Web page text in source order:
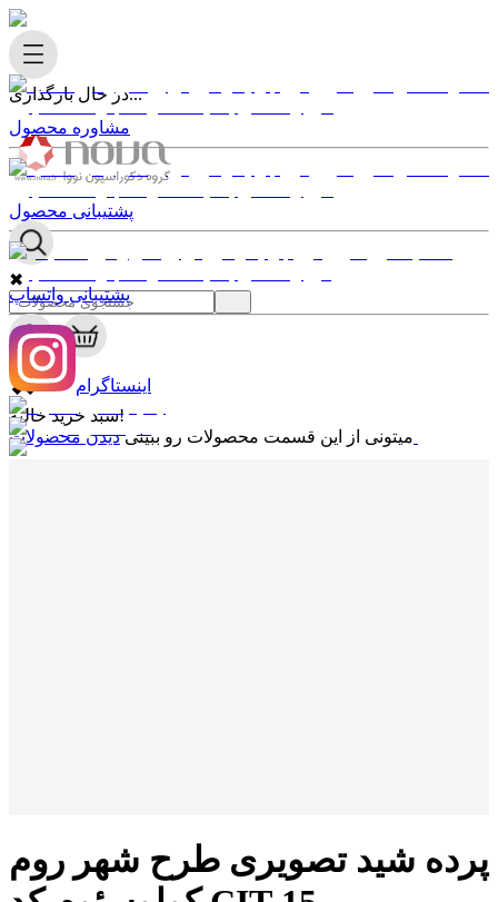
در حال بارگذاری...
✖
0
✖
سبد خرید خالیه!
میتونی از این قسمت محصولات رو ببینی
مشاوره محصول
پشتیبانی محصول
پشتیبانی واتساپ
اینستاگرام
پرده شید تصویری طرح شهر روم